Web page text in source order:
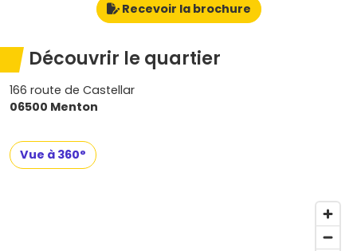
Recevoir la brochure
Découvrir le quartier
166 route de Castellar
06500 Menton
Vue à 360°